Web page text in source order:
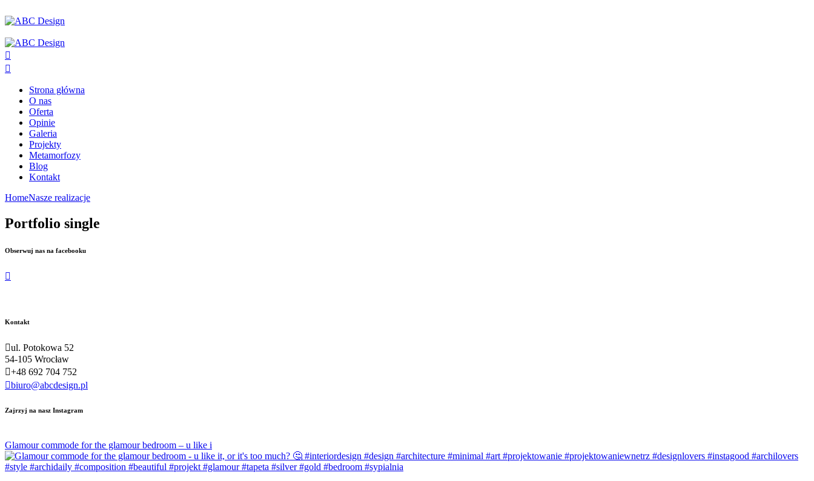
Strona główna
O nas
Oferta
Opinie
Galeria
Projekty
Metamorfozy
Blog
Kontakt
HomeNasze realizacje
Portfolio single
Obserwuj nas na facebooku
Kontakt
ul. Potokowa 52
54-105 Wrocław
+48 692 704 752
biuro@abcdesign.pl
Zajrzyj na nasz Instagram
Glamour commode for the glamour bedroom – u like i